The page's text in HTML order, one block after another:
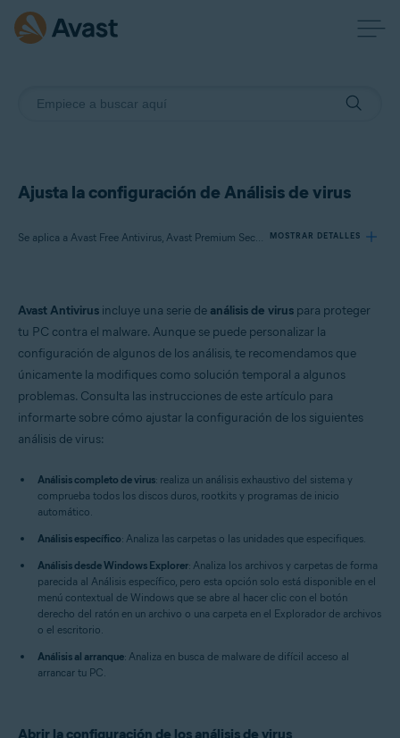
Ajusta la configuración de Análisis de virus
Se aplica a Avast Free Antivirus, Avast Premium Security MOSTRAR DETALLES
Productos:
Avast Free Antivirus
Sistemas operativos:
Avast Antivirus incluye una serie de análisis de virus para proteger
tu PC contra el malware. Aunque se puede personalizar la
configuración de algunos de los análisis, te recomendamos que
únicamente la modifiques como solución temporal a algunos
problemas. Consulta las instrucciones de este artículo para
informarte sobre cómo ajustar la configuración de los siguientes
análisis de virus:
Análisis completo de virus: realiza un análisis exhaustivo del sistema y
comprueba todos los discos duros, rootkits y programas de inicio
automático.
Análisis específico: Analiza las carpetas o las unidades que especifiques.
Análisis desde Windows Explorer: Analiza los archivos y carpetas de forma
parecida al Análisis específico, pero esta opción solo está disponible en el
menú contextual de Windows que se abre al hacer clic con el botón
derecho del ratón en un archivo o una carpeta en el Explorador de archivos
o el escritorio.
Análisis al arranque: Analiza en busca de malware de difícil acceso al
arrancar tu PC.
Abrir la configuración de los análisis de virus